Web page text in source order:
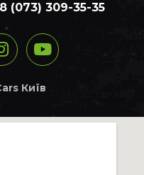
(073) 309-35-35
Київ